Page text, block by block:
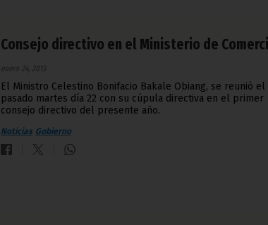
Consejo directivo en el Ministerio de
enero 24, 2013
El Ministro Celestino Bonifacio Bakale Obiang, se reunió el
pasado martes día 22 con su cúpula directiva en el primer
consejo directivo del presente año.
Noticias Gobierno